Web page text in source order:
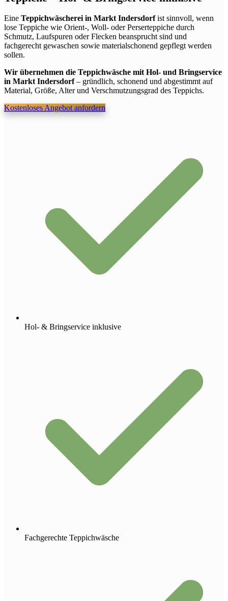
Eine Teppichwäscherei in Markt Indersdorfist sinnvoll, wenn
lose Teppiche wie Orient-, Woll- oder Perserteppiche durch
Schmutz, Laufspuren oder Flecken beansprucht sind und
fachgerecht gewaschen sowie materialschonend gepflegt werden
sollen.
Wir übernehmen die Teppichwäsche mit Hol- und Bringservice
in Markt Indersdorf– gründlich, schonend und abgestimmt auf
Material, Größe, Alter und Verschmutzungsgrad des Teppichs.
Kostenloses Angebot anfordern
Hol- & Bringservice inklusive
Fachgerechte Teppichwäsche